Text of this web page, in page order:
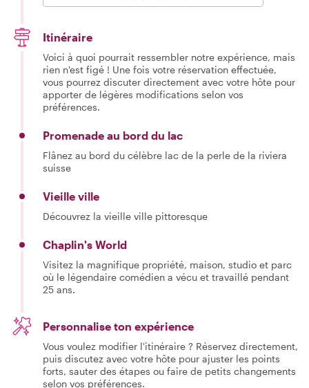
Itinéraire
Voici à quoi pourrait ressembler notre expérience, mais
rien n'est figé ! Une fois votre réservation effectuée,
vous pourrez discuter directement avec votre hôte pour
apporter de légères modifications selon vos
préférences.
Promenade au bord du lac
Flânez au bord du célèbre lac de la perle de la riviera
suisse
Vieille ville
Découvrez la vieille ville pittoresque
Chaplin's World
Visitez la magnifique propriété, maison, studio et parc
où le légendaire comédien a vécu et travaillé pendant
25 ans.
Personnalise ton expérience
Vous voulez modifier l'itinéraire ? Réservez directement,
puis discutez avec votre hôte pour ajuster les points
forts, sauter des étapes ou faire de petits changements
selon vos préférences.